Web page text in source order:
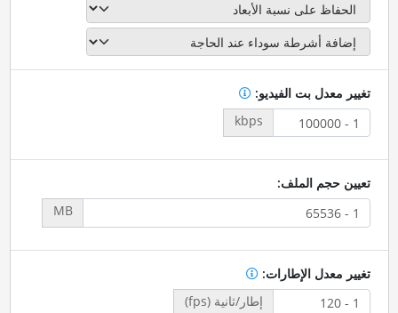
تغيير معدل بت الفيديو:
kbps
تعيين حجم الملف:
MB
تغيير معدل الإطارات:
إطار/ثانية (fps)